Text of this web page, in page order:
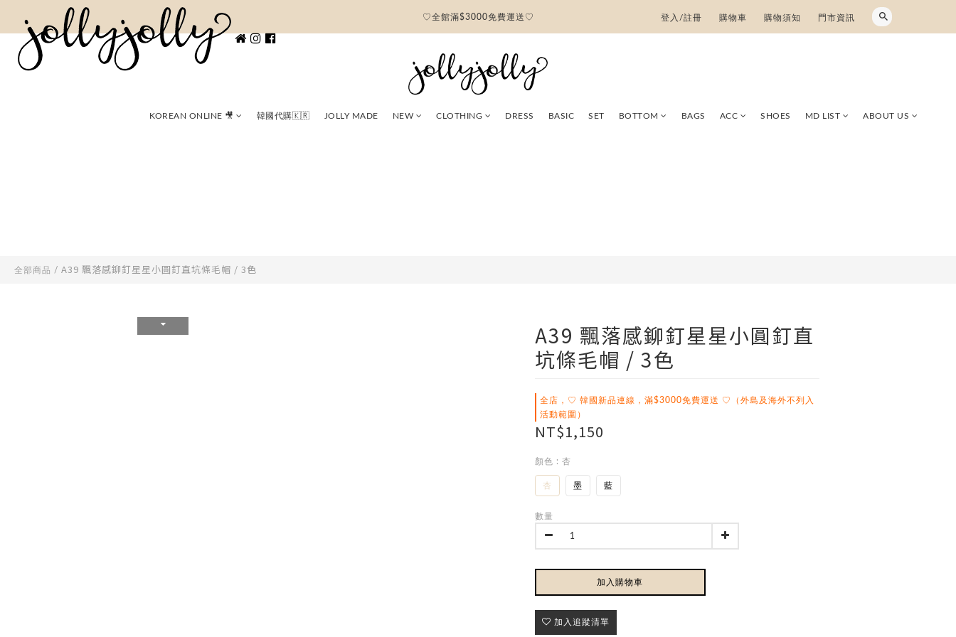
♡全館滿$3000免費運送♡ 登入/註冊 購物車 購物須知 門市資訊
KOREAN ONLINE 🎥 韓國代購🇰🇷 JOLLY MADE NEW CLOTHING DRESS BASIC SET BOTTOM BAGS ACC SHOES MD LIST ABOUT US
全部商品 / A39 飄落感鉚釘星星小圓釘直坑條毛帽 / 3色
A39 飄落感鉚釘星星小圓釘直
坑條毛帽 / 3色
全店，♡ 韓國新品連線，滿$3000免費運送 ♡（外島及海外不列入
活動範圍）
NT$1,150
顏色 : 杏
杏 墨 藍
數量
加入購物車
加入追蹤清單